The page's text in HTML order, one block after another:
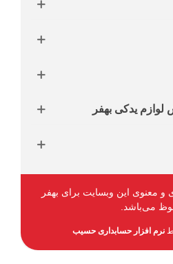
لوازم یدکی بهفر
نرم افزار حسابداری حسیب
و معنوی این وبسایت برای بهفر
می‌باشد.